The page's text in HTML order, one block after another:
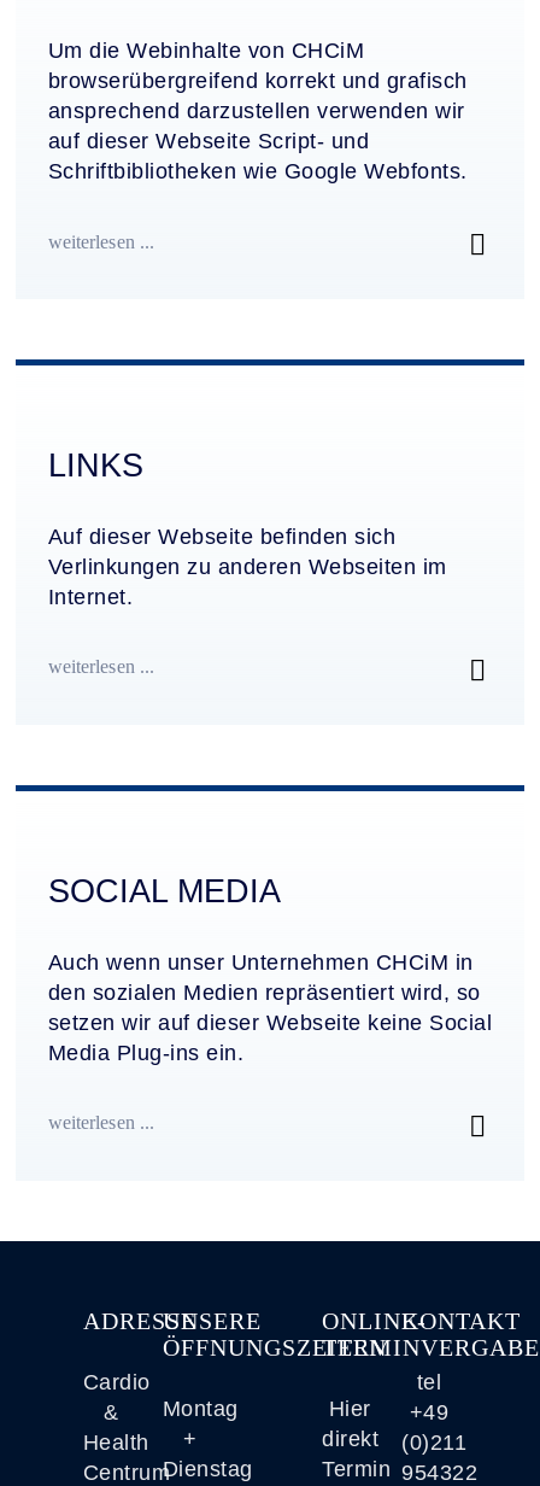
Um die Webinhalte von CHCiM
browserübergreifend korrekt und grafisch
ansprechend darzustellen verwenden wir
auf dieser Webseite Script- und
Schriftbibliotheken wie Google Webfonts.
weiterlesen ...
LINKS
Auf dieser Webseite befinden sich
Verlinkungen zu anderen Webseiten im
Internet.
weiterlesen ...
SOCIAL MEDIA
Auch wenn unser Unternehmen CHCiM in
den sozialen Medien repräsentiert wird, so
setzen wir auf dieser Webseite keine Social
Media Plug-ins ein.
weiterlesen ...
ADRESSE
Cardio
&
Health
Centrum
UNSERE
ÖFFNUNGSZEITEN
Montag
+
Dienstag
ONLINE-
TERMINVERGABE
Hier
direkt
Termin
KONTAKT
tel
+49
(0)211
954322